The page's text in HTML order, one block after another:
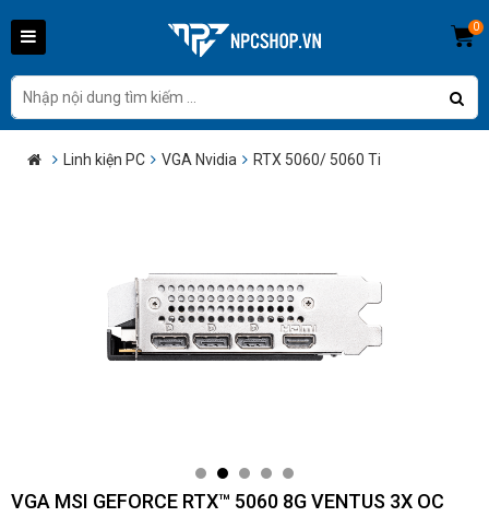
0
Linh kiện PC VGA Nvidia RTX 5060/ 5060 Ti
VGA MSI GEFORCE RTX™ 5060 8G VENTUS 3X OC